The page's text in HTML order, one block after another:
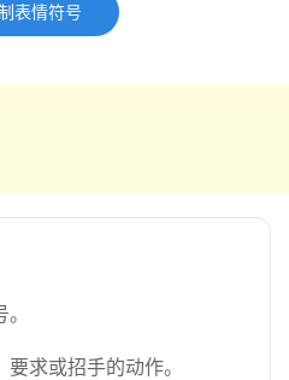
表情符号
求或招手的动作。